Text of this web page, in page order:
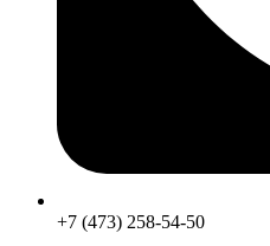
+7 (473) 258-54-50